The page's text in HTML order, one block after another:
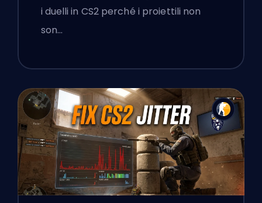
i duelli in CS2 perché i proiettili non
son…